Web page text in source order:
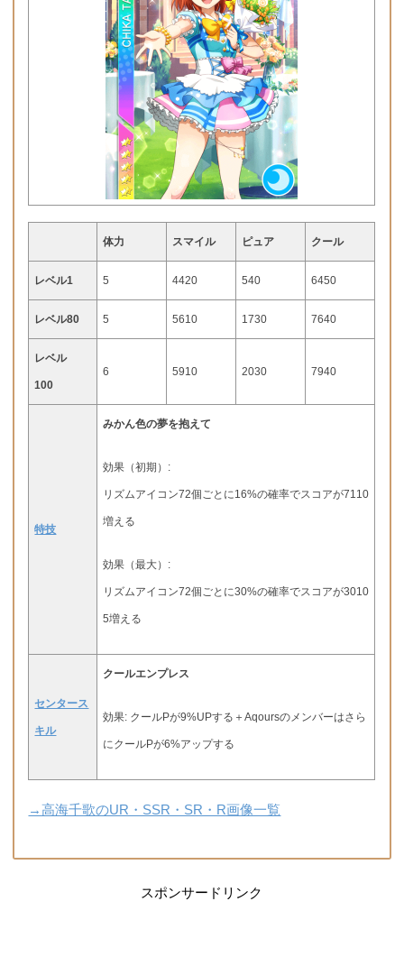
体力 スマイル ピュア クール
レベル1 5 4420 540 6450
レベル80 5 5610 1730 7640
レベル
100
6 5910 2030 7940
特技
みかん色の夢を抱えて
効果（初期）:
リズムアイコン72個ごとに16%の確率でスコアが7110
増える
効果（最大）:
リズムアイコン72個ごとに30%の確率でスコアが3010
5増える
センタース
キル
クールエンプレス
効果: クールPが9%UPする＋Aqoursのメンバーはさら
にクールPが6%アップする
→高海千歌のUR・SSR・SR・R画像一覧
スポンサードリンク